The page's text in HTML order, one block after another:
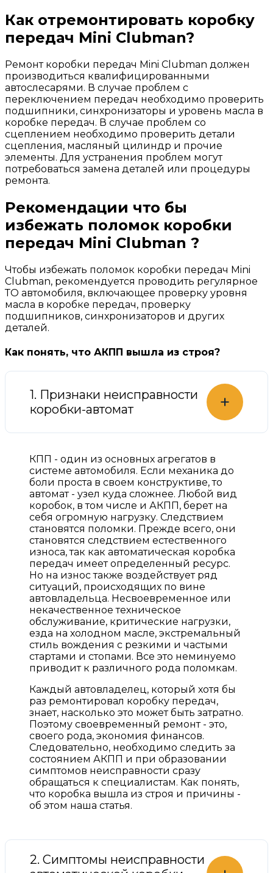
Как отремонтировать коробку
передач Mini Clubman?
Ремонт коробки передач Mini Clubman должен
производиться квалифицированными
автослесарями. В случае проблем с
переключением передач необходимо проверить
подшипники, синхронизаторы и уровень масла в
коробке передач. В случае проблем со
сцеплением необходимо проверить детали
сцепления, масляный цилиндр и прочие
элементы. Для устранения проблем могут
потребоваться замена деталей или процедуры
ремонта.
Рекомендации что бы
избежать поломок коробки
передач Mini Clubman ?
Чтобы избежать поломок коробки передач Mini
Clubman, рекомендуется проводить регулярное
ТО автомобиля, включающее проверку уровня
масла в коробке передач, проверку
подшипников, синхронизаторов и других
деталей.
Как понять, что АКПП вышла из строя?
1. Признаки неисправности
коробки-автомат
+
КПП - один из основных агрегатов в
системе автомобиля. Если механика до
боли проста в своем конструктиве, то
автомат - узел куда сложнее. Любой вид
коробок, в том числе и АКПП, берет на
себя огромную нагрузку. Следствием
становятся поломки. Прежде всего, они
становятся следствием естественного
износа, так как автоматическая коробка
передач имеет определенный ресурс.
Но на износ также воздействует ряд
ситуаций, происходящих по вине
автовладельца. Несвоевременное или
некачественное техническое
обслуживание, критические нагрузки,
езда на холодном масле, экстремальный
стиль вождения с резкими и частыми
стартами и стопами. Все это неминуемо
приводит к различного рода поломкам.
Каждый автовладелец, который хотя бы
раз ремонтировал коробку передач,
знает, насколько это может быть затратно.
Поэтому своевременный ремонт - это,
своего рода, экономия финансов.
Следовательно, необходимо следить за
состоянием АКПП и при образовании
симптомов неисправности сразу
обращаться к специалистам. Как понять,
что коробка вышла из строя и причины -
об этом наша статья.
2. Симптомы неисправности